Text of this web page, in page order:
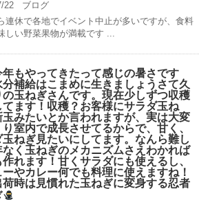
22
ブログ
連休で各地でイベント中止が多いですが、食料
しい野菜果物が満載です ...
年もやってきたって感じの暑さです
分補給はこまめに生きましょうさて久
の玉ねぎさんです。現在少しずつ収穫
てます！収穫？お客様にサラダ玉ね
玉みたいとか言われますが、実は大変
り室内で成長させてるからで、甘く、
玉ねぎ見たいにしてます。なんら難し
なく玉ねぎのメカニズムさえわかれば
れます！甘くサラダにも使えるし、
ーやカレー何でも料理に使えますね！
荷時は見慣れた玉ねぎに変身する忍者